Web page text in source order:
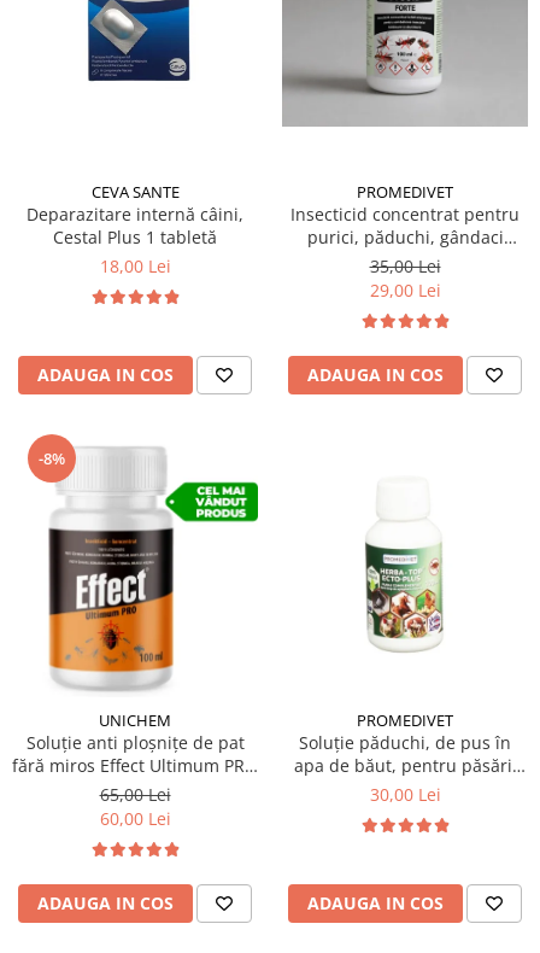
Suplimente și vitamine păsări și
Antidiareice
CEVA SANTE
Deparazitare internă câini,
Cestal Plus 1 tabletă
18,00 Lei
ADAUGA IN COS
PROMEDIVET
Insecticid concentrat pentru
purici, păduchi, gândaci
Ectocid Forte T 100 ml
35,00 Lei
29,00 Lei
ADAUGA IN COS
-8%
UNICHEM
Soluție anti ploșnițe de pat
fără miros Effect Ultimum PRO
100 ml
65,00 Lei
60,00 Lei
ADAUGA IN COS
PROMEDIVET
Soluție păduchi, de pus în
apa de băut, pentru păsări,
Herba Top Ecto Plus 100 ml
30,00 Lei
ADAUGA IN COS